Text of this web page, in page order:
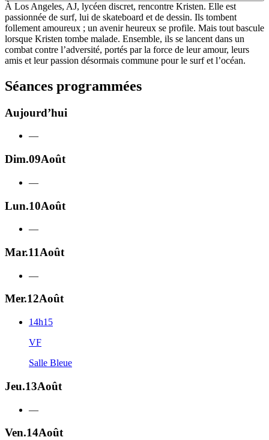
À Los Angeles, AJ, lycéen discret, rencontre Kristen. Elle est
passionnée de surf, lui de skateboard et de dessin. Ils tombent
follement amoureux ; un avenir heureux se profile. Mais tout bascule
lorsque Kristen tombe malade. Ensemble, ils se lancent dans un
combat contre l’adversité, portés par la force de leur amour, leurs
amis et leur passion désormais commune pour le surf et l’océan.
Séances programmées
Aujourd’hui
—
Dim.09Août
—
Lun.10Août
—
Mar.11Août
—
Mer.12Août
14h15
VF
Salle Bleue
Jeu.13Août
—
Ven.14Août